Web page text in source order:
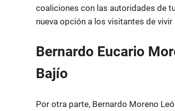
coaliciones con las autoridades de
nueva opción a los visitantes de
Bernardo Eucario
Bajío
Por otra parte, Bernardo Moreno